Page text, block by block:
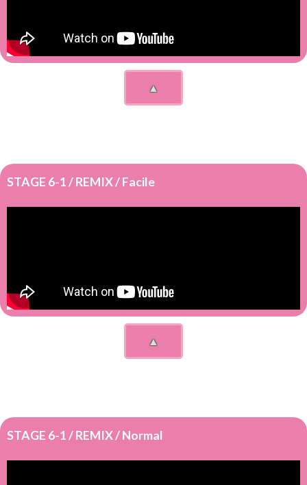
▲
STAGE 6-1 / REMIX / Facile
▲
STAGE 6-1 / REMIX / Normal